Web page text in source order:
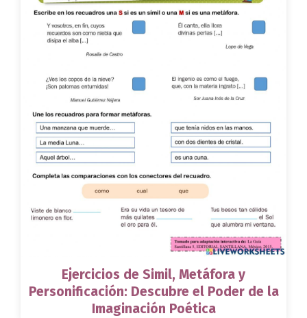
Ejercicios de Simil, Metáfora y
Personificación: Descubre el Poder de la
Imaginación Poética